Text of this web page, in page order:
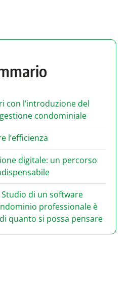
con l’introduzione del
condominiale
l’efficienza
digitale: un percorso
Studio di un software
professionale è
quanto si possa pensare